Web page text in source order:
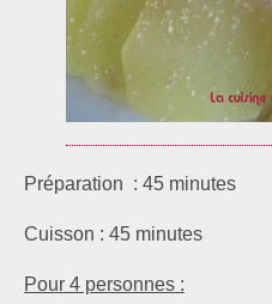
Préparation : 45 minutes
Cuisson : 45 minutes
Pour 4 personnes :